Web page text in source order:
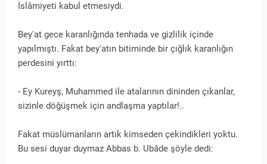
İslâmiyeti kabul etmesiydi.
Bey'at gece karanlığında tenhada ve gizlilik içinde
yapılmıştı. Fakat bey'atın bitiminde bir çığlık karanlığın
perdesini yırttı:
- Ey Kureyş, Muhammed ile atalarının dininden çıkanlar,
sizinle döğüşmek için andlaşma yaptılar!..
Fakat müslümanların artık kimseden çekindikleri yoktu.
Bu sesi duyar duymaz Abbas b. Ubâde şöyle dedi: